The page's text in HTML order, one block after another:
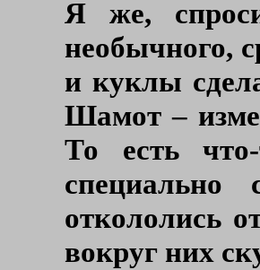
Я же,
необычного,
и куклы
Шамот –
То есть
специально
откололись
вокруг них